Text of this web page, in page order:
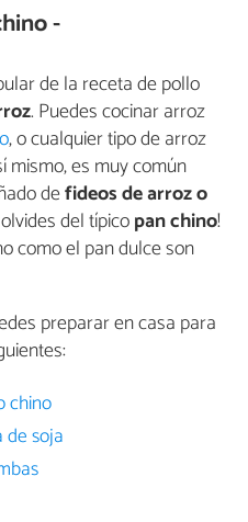
-
de la receta de pollo
. Puedes cocinar arroz
, o cualquier tipo de arroz
mismo, es muy común
defideos de arroz o
del típicopan chino!
como el pan dulce son
preparar en casa para
chino
de soja